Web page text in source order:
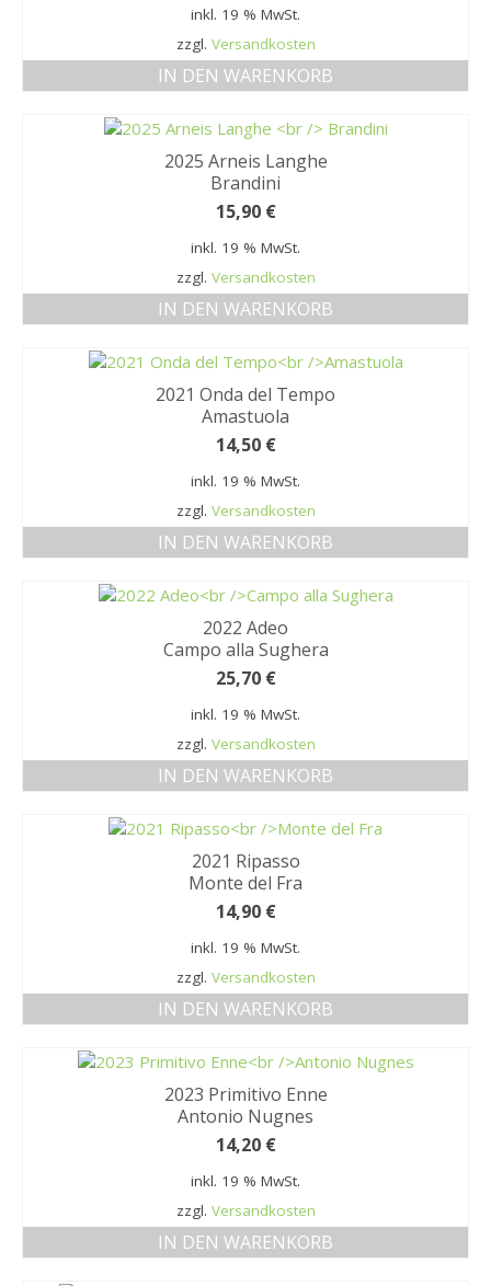
ZUR PERSON
PHILOSOPHIE
inkl. 19 % MwSt.
zzgl. Versandkosten
IN DEN WARENKORB
2025 Arneis Langhe
Brandini
15,90 €
inkl. 19 % MwSt.
zzgl. Versandkosten
IN DEN WARENKORB
2021 Onda del Tempo
Amastuola
14,50 €
inkl. 19 % MwSt.
zzgl. Versandkosten
IN DEN WARENKORB
2022 Adeo
Campo alla Sughera
25,70 €
inkl. 19 % MwSt.
zzgl. Versandkosten
IN DEN WARENKORB
2021 Ripasso
Monte del Fra
14,90 €
inkl. 19 % MwSt.
zzgl. Versandkosten
IN DEN WARENKORB
2023 Primitivo Enne
Antonio Nugnes
14,20 €
inkl. 19 % MwSt.
zzgl. Versandkosten
IN DEN WARENKORB